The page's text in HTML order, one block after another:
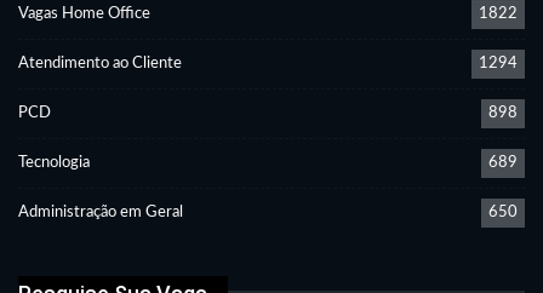
Vagas Home Office 1822
Atendimento ao Cliente 1294
PCD 898
Tecnologia 689
Administração em Geral 650